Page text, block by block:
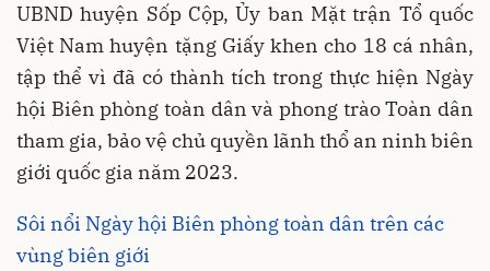
UBND huyện Sốp Cộp, Ủy ban Mặt trận Tổ quốc
Việt Nam huyện tặng Giấy khen cho 18 cá nhân,
tập thể vì đã có thành tích trong thực hiện Ngày
hội Biên phòng toàn dân và phong trào Toàn dân
tham gia, bảo vệ chủ quyền lãnh thổ an ninh biên
giới quốc gia năm 2023.
Sôi nổi Ngày hội Biên phòng toàn dân trên các
vùng biên giới